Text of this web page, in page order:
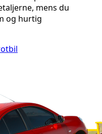
mens du
og hurtig